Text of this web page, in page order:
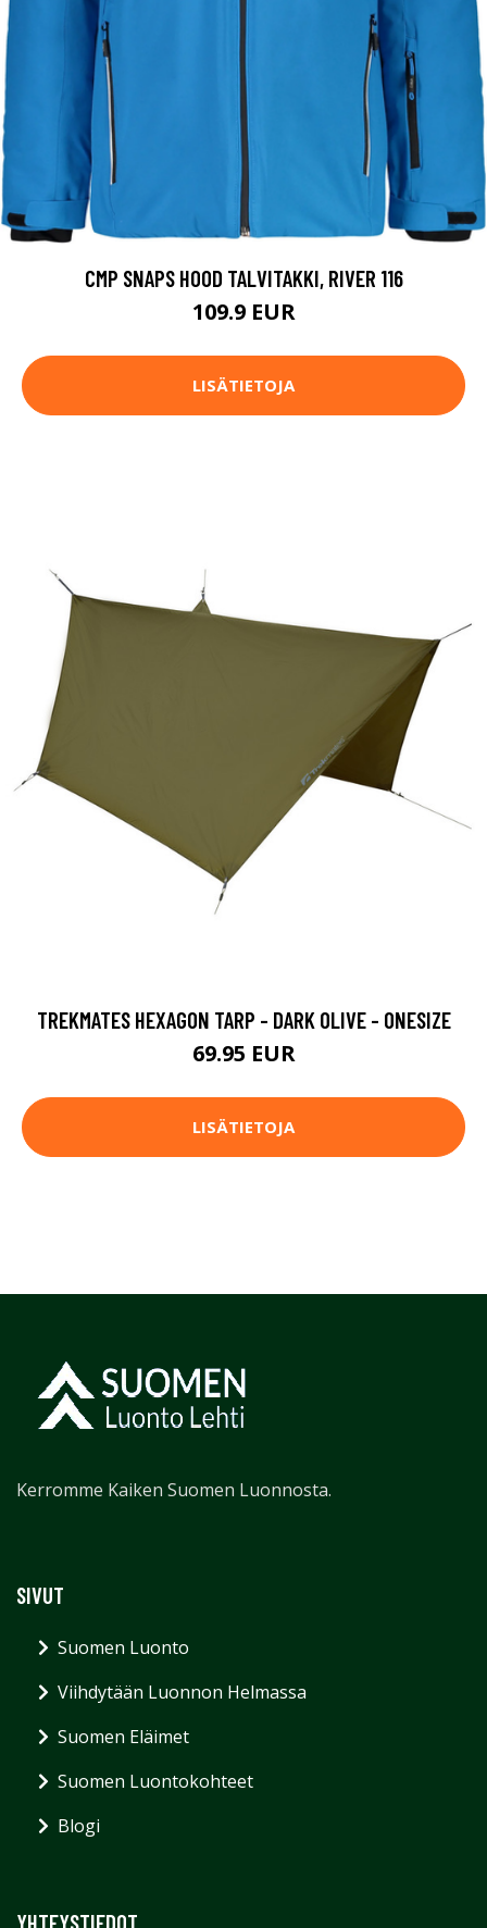
CMP SNAPS HOOD TALVITAKKI, RIVER 116
109.9 EUR
LISÄTIETOJA
TREKMATES HEXAGON TARP - DARK OLIVE - ONESIZE
69.95 EUR
LISÄTIETOJA
Kerromme Kaiken Suomen Luonnosta.
SIVUT
Suomen Luonto
Viihdytään Luonnon Helmassa
Suomen Eläimet
Suomen Luontokohteet
Blogi
YHTEYSTIEDOT